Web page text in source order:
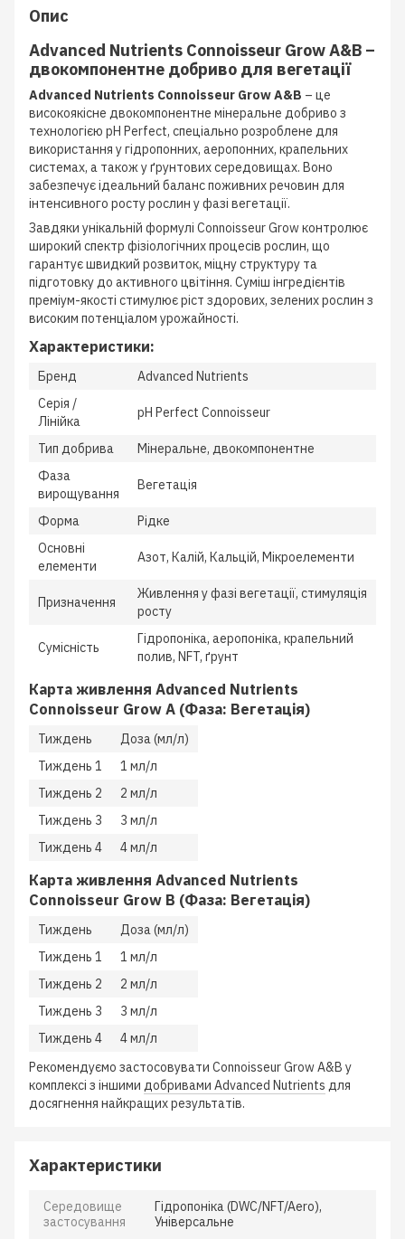
Опис
Advanced Nutrients Connoisseur Grow A&B –
двокомпонентне добриво для вегетації
Advanced Nutrients Connoisseur Grow A&B – це
високоякісне двокомпонентне мінеральне добриво з
технологією pH Perfect, спеціально розроблене для
використання у гідропонних, аеропонних, крапельних
системах, а також у ґрунтових середовищах. Воно
забезпечує ідеальний баланс поживних речовин для
інтенсивного росту рослин у фазі вегетації.
Завдяки унікальній формулі Connoisseur Grow контролює
широкий спектр фізіологічних процесів рослин, що
гарантує швидкий розвиток, міцну структуру та
підготовку до активного цвітіння. Суміш інгредієнтів
преміум-якості стимулює ріст здорових, зелених рослин з
високим потенціалом урожайності.
Характеристики:
Бренд
Advanced Nutrients
Серія /
Лінійка
pH Perfect Connoisseur
Тип добрива
Мінеральне, двокомпонентне
Фаза
вирощування
Вегетація
Форма
Рідке
Основні
елементи
Азот, Калій, Кальцій, Мікроелементи
Призначення
Живлення у фазі вегетації, стимуляція
росту
Сумісність
Гідропоніка, аеропоніка, крапельний
полив, NFT, ґрунт
Карта живлення Advanced Nutrients
Connoisseur Grow A (Фаза: Вегетація)
Тиждень
Доза (мл/л)
Тиждень 1
1 мл/л
Тиждень 2
2 мл/л
Тиждень 3
3 мл/л
Тиждень 4
4 мл/л
Карта живлення Advanced Nutrients
Connoisseur Grow B (Фаза: Вегетація)
Тиждень
Доза (мл/л)
Тиждень 1
1 мл/л
Тиждень 2
2 мл/л
Тиждень 3
3 мл/л
Тиждень 4
4 мл/л
Рекомендуємо застосовувати Connoisseur Grow A&B у
комплексі з іншими добривами Advanced Nutrients для
досягнення найкращих результатів.
Характеристики
Середовище
застосування
Гідропоніка (DWC/NFT/Aero),
Універсальне